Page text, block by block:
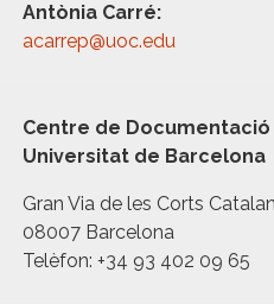
Antònia Carré:
acarrep@uoc.edu
Centre de
Universitat de Barcelona
Gran Via de les Corts
08007 Barcelona
Telèfon: +34 93 402 09 65